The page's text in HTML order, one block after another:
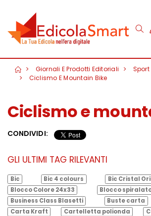
Giornali E Prodotti Editoriali
Sport
Ciclismo E Mountain Bike
Ciclismo e
CONDIVIDI:
GLI ULTIMI TAG RILEVANTI
Bic Bic 4 colours Bic Cristal
Blocco Colore 24x33
Blocco
Business Class Blasetti
Buste carta
Carta Kraft
Cartelletta polionda